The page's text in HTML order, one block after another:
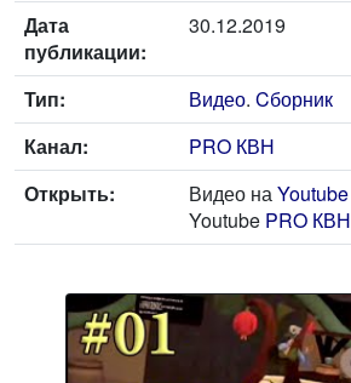
Дата
публикации:
30.12.2019
Тип: Видео. Cборник
Канал:
PRO КВН
Открыть:
Видео наYoutube
Youtube PRO КВН